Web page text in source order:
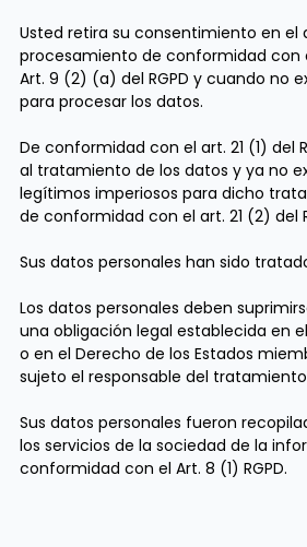
Usted retira su consentimiento en el
procesamiento de conformidad con
Art. 9 (2) (a) del RGPD y cuando no
para procesar los datos.
De conformidad con el art. 21 (1) del
al tratamiento de los datos y ya no
legítimos imperiosos para dicho
de conformidad con el art. 21 (2) del
Sus datos personales han sido
Los datos personales deben
una obligación legal establecida en
o en el Derecho de los Estados
sujeto el responsable del
Sus datos personales fueron
los servicios de la sociedad de la
conformidad con el Art. 8 (1) RGPD.